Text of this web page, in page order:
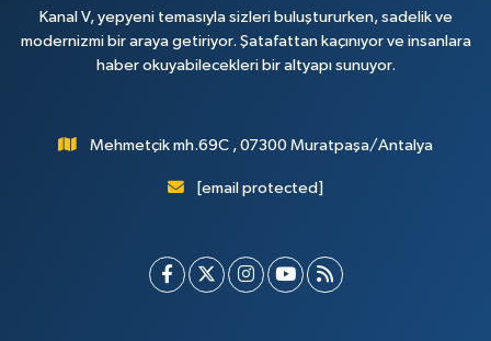
Kanal V, yepyeni temasıyla sizleri buluştururken, sadelik ve
modernizmi bir araya getiriyor. Şatafattan kaçınıyor ve insanlara
haber okuyabilecekleri bir altyapı sunuyor.
Mehmetçik mh.69C , 07300 Muratpaşa/Antalya
[email protected]